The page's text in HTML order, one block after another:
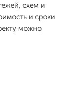
схем и
и сроки
можно